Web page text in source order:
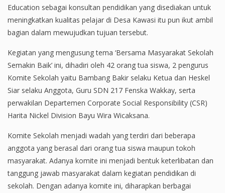
Education sebagai konsultan pendidikan yang disediakan untuk
meningkatkan kualitas pelajar di Desa Kawasi itu pun ikut ambil
bagian dalam mewujudkan tujuan tersebut.
Kegiatan yang mengusung tema ‘Bersama Masyarakat Sekolah
Semakin Baik’ ini, dihadiri oleh 42 orang tua siswa, 2 pengurus
Komite Sekolah yaitu Bambang Bakir selaku Ketua dan Heskel
Siar selaku Anggota, Guru SDN 217 Fenska Wakkay, serta
perwakilan Departemen Corporate Social Responsibility (CSR)
Harita Nickel Division Bayu Wira Wicaksana.
Komite Sekolah menjadi wadah yang terdiri dari beberapa
anggota yang berasal dari orang tua siswa maupun tokoh
masyarakat. Adanya komite ini menjadi bentuk keterlibatan dan
tanggung jawab masyarakat dalam kegiatan pendidikan di
sekolah. Dengan adanya komite ini, diharapkan berbagai